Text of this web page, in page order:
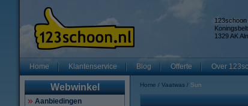
123schoon
1329 AK
Home Klantenservice Blog Offerte Over
Webwinkel
Aanbiedingen
Home Vaatwas Sun